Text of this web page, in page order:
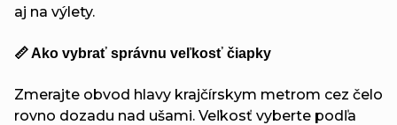
aj na výlety.
📏 Ako vybrať správnu veľkosť čiapky
Zmerajte obvod hlavy krajčírskym metrom cez čelo
rovno dozadu nad ušami. Veľkosť vyberte podľa